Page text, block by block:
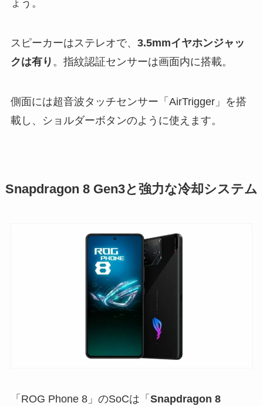
ょう。
スピーカーはステレオで、 3.5mmイヤホンジャッ
クは有り 。指紋認証センサーは画面内に搭載。
側面には超音波タッチセンサー「AirTrigger」を搭
載し、ショルダーボタンのように使えます。
Snapdragon 8 Gen3と強力な冷却システム
「ROG Phone 8」のSoCは「 Snapdragon 8